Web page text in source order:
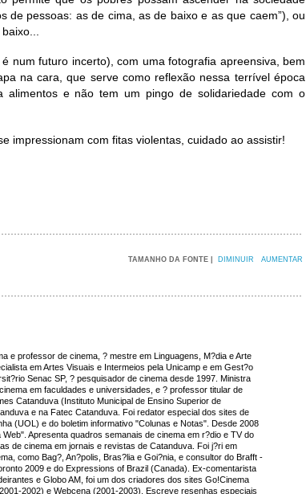
de pessoas: as de cima, as de baixo e as que caem”), ou
num futuro incerto), com uma fotografia apreensiva, bem
na cara, que serve como reflexão nessa terrível época
alimentos e não tem um pingo de solidariedade com o
impressionam com fitas violentas, cuidado ao assistir!
TAMANHO DA FONTE | DIMINUIR AUMENTAR
e professor de cinema, ? mestre em Linguagens, M?dia e Arte
em Artes Visuais e Intermeios pela Unicamp e em Gest?o
Senac SP, ? pesquisador de cinema desde 1997. Ministra
em faculdades e universidades, e ? professor titular de
Catanduva (Instituto Municipal de Ensino Superior de
e na Fatec Catanduva. Foi redator especial dos sites de
(UOL) e do boletim informativo "Colunas e Notas". Desde 2008
Web". Apresenta quadros semanais de cinema em r?dio e TV do
de cinema em jornais e revistas de Catanduva. Foi j?ri em
como Bag?, An?polis, Bras?lia e Goi?nia, e consultor do Brafft -
2009 e do Expressions of Brazil (Canada). Ex-comentarista
e Globo AM, foi um dos criadores dos sites Go!Cinema
2002) e Webcena (2001-2003). Escreve resenhas especiais